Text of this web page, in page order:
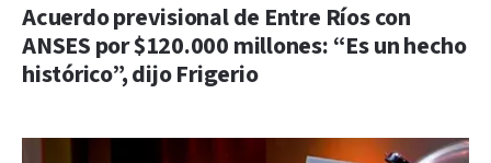
Acuerdo previsional de Entre Ríos con
ANSES por $120.000 millones: “Es un hecho
histórico”, dijo Frigerio